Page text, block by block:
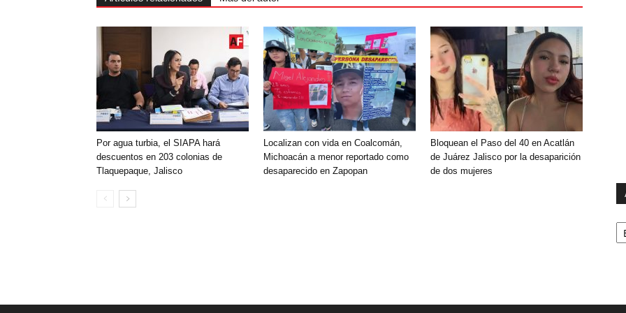
Por agua turbia, el SIAPA hará
descuentos en 203 colonias de
Tlaquepaque, Jalisco
Localizan con vida en Coalcomán,
Michoacán a menor reportado como
desaparecido en Zapopan
Bloquean el Paso del 40 en Acatlán
de Juárez Jalisco por la desaparición
de dos mujeres